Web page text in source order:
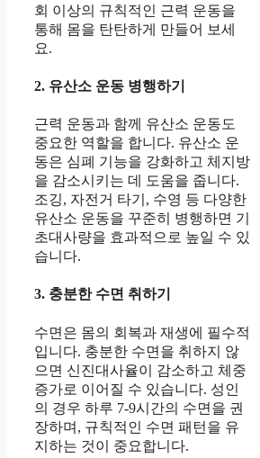
회 이상의 규칙적인 근력 운동을
통해 몸을 탄탄하게 만들어 보세
요.
2. 유산소 운동 병행하기
근력 운동과 함께 유산소 운동도
중요한 역할을 합니다. 유산소 운
동은 심폐 기능을 강화하고 체지방
을 감소시키는 데 도움을 줍니다.
조깅, 자전거 타기, 수영 등 다양한
유산소 운동을 꾸준히 병행하면 기
초대사량을 효과적으로 높일 수 있
습니다.
3. 충분한 수면 취하기
수면은 몸의 회복과 재생에 필수적
입니다. 충분한 수면을 취하지 않
으면 신진대사율이 감소하고 체중
증가로 이어질 수 있습니다. 성인
의 경우 하루 7-9시간의 수면을 권
장하며, 규칙적인 수면 패턴을 유
지하는 것이 중요합니다.